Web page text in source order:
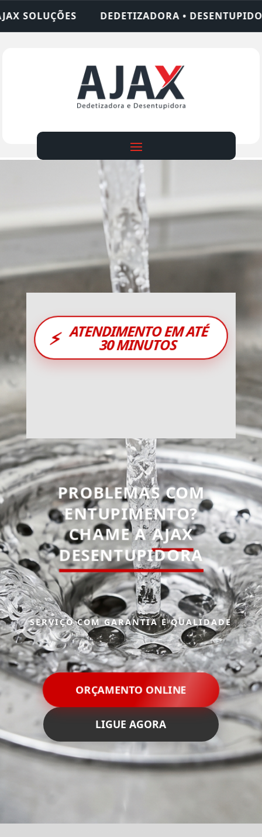
• DESENTUPIDORA • LIMPEZA DE FOSSA •
⚡ ATENDIMENTO EM ATÉ
30 MINUTOS
PROBLEMAS COM
ENTUPIMENTO?
CHAME AAJAX
DESENTUPIDORA
SERVIÇO COM GARANTIA E QUALIDADE
ORÇAMENTO ONLINE
LIGUE AGORA